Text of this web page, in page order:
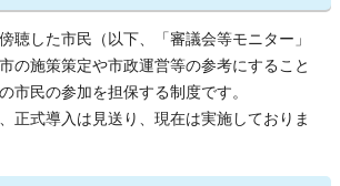
聴した市民（以下、「審議会等モニター」
の施策策定や市政運営等の参考にすること
市民の参加を担保する制度です。
正式導入は見送り、現在は実施しておりま